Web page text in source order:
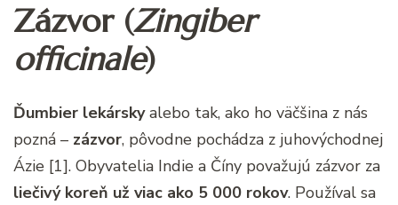
Zázvor (Zingiber
officinale)
Ďumbier lekárskyalebo tak, ako ho väčšina z nás
pozná – zázvor, pôvodne pochádza z juhovýchodnej
Ázie [1]. Obyvatelia Indie a Číny považujú zázvor za
liečivý koreň už viac ako 5 000 rokov. Používal sa